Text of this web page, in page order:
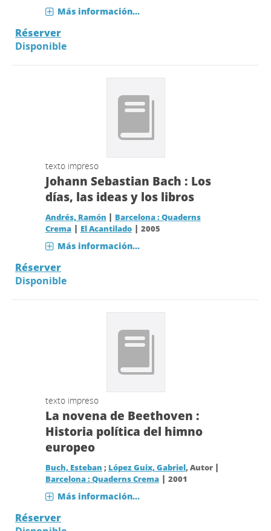
Más información...
Réserver
Disponible
texto impreso
Johann Sebastian Bach : Los
días, las ideas y los libros
Andrés, Ramón | Barcelona : Quaderns
Crema| El Acantilado| 2005
Más información...
Réserver
Disponible
texto impreso
La novena de Beethoven :
Historia política del himno
europeo
Buch, Esteban ; López Guix, Gabriel, Autor |
Barcelona : Quaderns Crema| 2001
Más información...
Réserver